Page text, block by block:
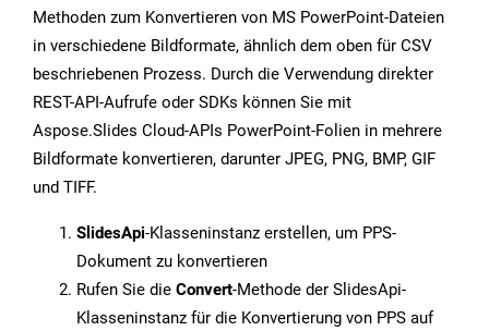
Methoden zum Konvertieren von MS PowerPoint-Dateien
in verschiedene Bildformate, ähnlich dem oben für CSV
beschriebenen Prozess. Durch die Verwendung direkter
REST-API-Aufrufe oder SDKs können Sie mit
Aspose.Slides Cloud-APIs PowerPoint-Folien in mehrere
Bildformate konvertieren, darunter JPEG, PNG, BMP, GIF
und TIFF.
SlidesApi-Klasseninstanz erstellen, um PPS-
Dokument zu konvertieren
Rufen Sie die Convert-Methode der SlidesApi-
Klasseninstanz für die Konvertierung von PPS auf